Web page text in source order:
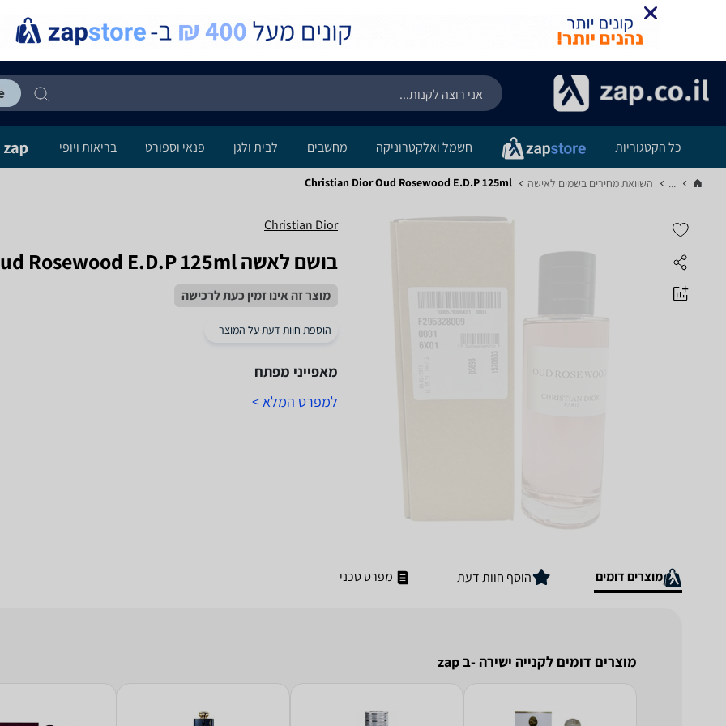
כל הקטגוריות חשמל ואלקטרוניקה מחשבים לבית ולגן פנאי וספורט בריאות ויופי
... השוואת מחירים בשמים לאישה‏ Christian Dior Oud Rosewood E.D.P 125ml
Christian Dior
בושם לאשה Christian Dior Oud Rosewood E.D.P 125ml כריסטיאן דיור
מוצר זה אינו זמין כעת לרכישה
הוספת חוות דעת על המוצר
מאפייני מפתח
למפרט המלא >
מוצרים דומים הוסף חוות דעת מפרט טכני
מוצרים דומים לקנייה ישירה -ב zap